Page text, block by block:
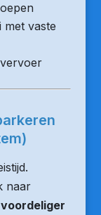
met vaste
naar
voordeliger